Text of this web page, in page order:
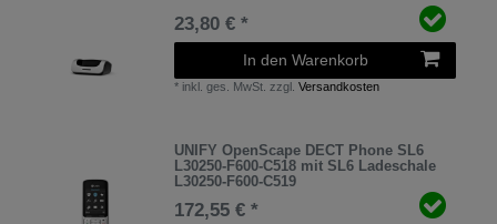
23,80 € *
In den Warenkorb
* inkl. ges. MwSt. zzgl.Versandkosten
UNIFY OpenScape DECT Phone SL6
L30250-F600-C518 mit SL6 Ladeschale
L30250-F600-C519
172,55 € *